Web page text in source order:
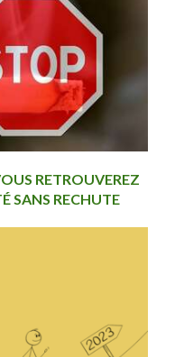
RETROUVEREZ
SANS RECHUTE